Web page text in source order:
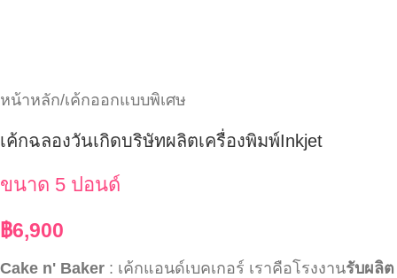
หน้าหลัก/เค้กออกแบบพิเศษ
เค้กฉลองวันเกิดบริษัทผลิตเครื่องพิมพ์Inkjet
ขนาด 5 ปอนด์
฿6,900
Cake n' Baker : เค้กแอนด์เบคเกอร์ เราคือโรงงานรับผลิต